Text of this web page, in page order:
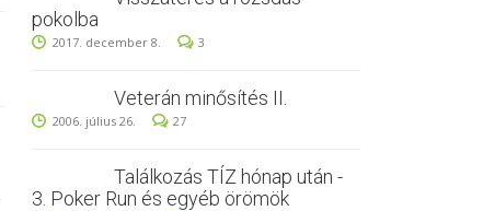
pokolba
2017. december 8. 3
Veterán minősítés II.
2006. július 26. 27
Találkozás TÍZ hónap után -
3. Poker Run és egyéb örömök